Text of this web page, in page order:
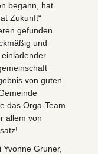
begann, hat
Zukunft“
gefunden.
und
von guten
das Orga-Team
allem von
Gruner,